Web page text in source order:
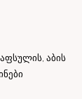
აბის